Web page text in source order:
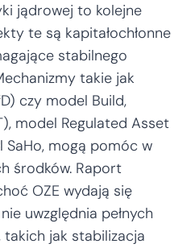
jądrowej to kolejne
te są kapitałochłonne
stabilnego
takie jak
czy model Build,
model Regulated Asset
SaHo, mogą pomóc w
środków. Raport
OZE wydają się
uwzględnia pełnych
jak stabilizacja